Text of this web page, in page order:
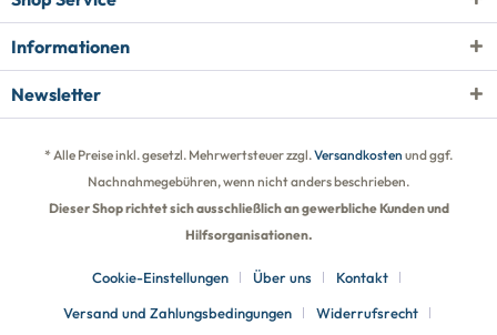
Informationen
Newsletter
* Alle Preise inkl. gesetzl. Mehrwertsteuer zzgl.Versandkosten und ggf.
Nachnahmegebühren, wenn nicht anders beschrieben.
Dieser Shop richtet sich ausschließlich an gewerbliche Kunden und
Hilfsorganisationen.
Cookie-Einstellungen Über uns
Kontakt
Versand und Zahlungsbedingungen
Widerrufsrecht